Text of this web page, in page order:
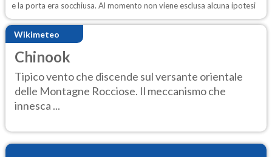
e la porta era socchiusa. Al momento non viene esclusa alcuna ipotesi
Wikimeteo
Chinook
Tipico vento che discende sul versante orientale
delle Montagne Rocciose. Il meccanismo che
innesca ...